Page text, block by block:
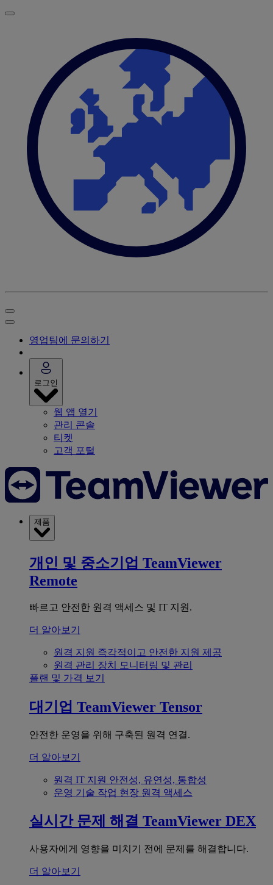
영업팀에 문의하기
로그인
웹 앱 열기
관리 콘솔
티켓
고객 포털
제품
개인 및 중소기업 TeamViewer
Remote
빠르고 안전한 원격 액세스 및 IT 지원.
더 알아보기
원격 지원 즉각적이고 안전한 지원 제공
원격 관리 장치 모니터링 및 관리
플랜 및 가격 보기
대기업 TeamViewer Tensor
안전한 운영을 위해 구축된 원격 연결.
더 알아보기
원격 IT 지원 안전성, 유연성, 통합성
운영 기술 작업 현장 원격 액세스
실시간 문제 해결 TeamViewer DEX
사용자에게 영향을 미치기 전에 문제를 해결합니다.
더 알아보기